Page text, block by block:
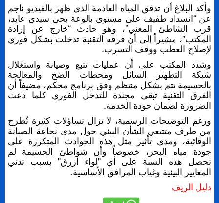
وأكد البلاغ أن تدفق المياه العادمة الذي ظهر بالفيديو ناجم
عن “انسداد طفيف على مستوى بالوعة بحي سيدي عابد،
قرب الشاطئ المعني”، وهو حادث “خارج عن إرادة
المكتب”، مشيراً إلى أن فرقه التقنية تدخلت بشكل فوري
لإصلاح العطب ووقف التسرب.
وشدد المكتب على أن عمليات تتبع وصيانة واستغلال
شبكة التطهير السائل ومحطات الضخ والمعالجة
بالحسيمة تتم بشكل منتظم وفق برنامج محكم، مضيفاً أن
الفرق التقنية تبقى مجندة للتدخل الفوري كلما دعت
الضرورة لضمان جودة الخدمة.
ورغم التوضيحات الرسمية، لا تزال تساؤلات كثيرة تُطرح
من طرف متتبعي الشأن البيئي حول مدى نجاعة الصيانة
الوقائية، ومدى تأثير مثل هذه الحوادث المتكررة على
جودة مياه البحر، خصوصاً وأن شواطئ الحسيمة لم
تحصل هذه السنة على أي "لواء أزرق" بسبب تدني
المعايير البيئية وغياب المرافق الأساسية.
دليل الريف